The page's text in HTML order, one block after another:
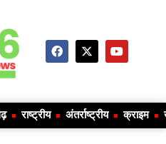
राष्ट्रीय अंतर्राष्ट्रीय क्राइम